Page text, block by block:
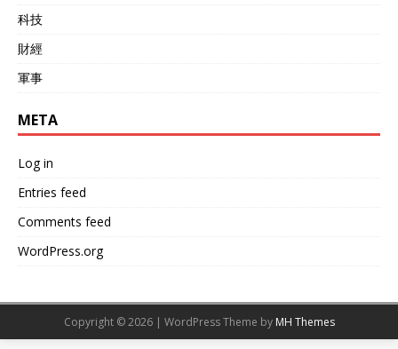
科技
財經
軍事
META
Log in
Entries feed
Comments feed
WordPress.org
Copyright © 2026 | WordPress Theme by MH Themes